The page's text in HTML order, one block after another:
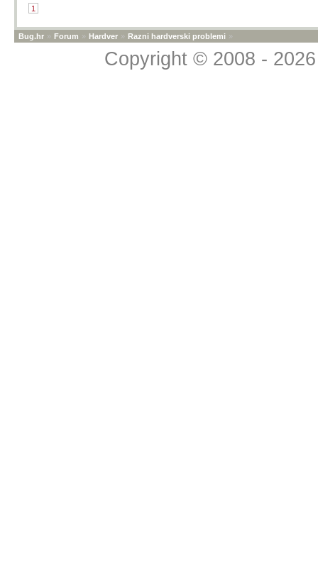
1
Bug.hr » Forum » Hardver » Razni hardverski problemi »
Copyright © 2008 -